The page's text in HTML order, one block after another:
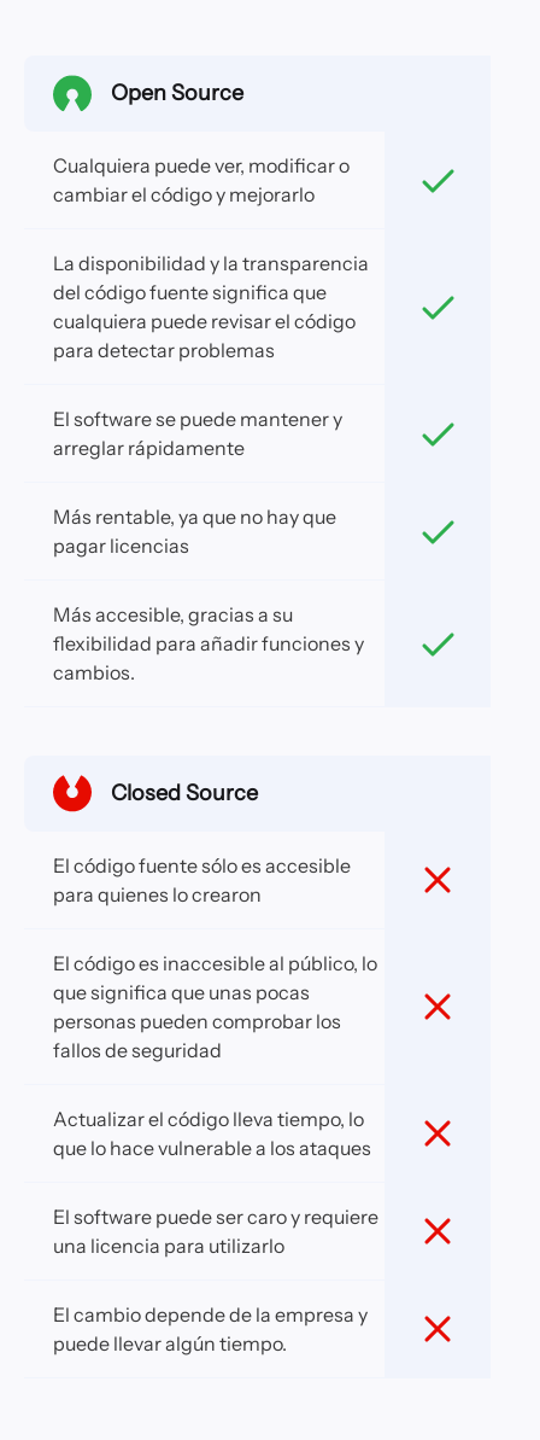
Open Source
Cualquiera puede ver, modificar o
cambiar el código y mejorarlo
La disponibilidad y la transparencia
del código fuente significa que
cualquiera puede revisar el código
para detectar problemas
El software se puede mantener y
arreglar rápidamente
Más rentable, ya que no hay que
pagar licencias
Más accesible, gracias a su
flexibilidad para añadir funciones y
cambios.
Closed Source
El código fuente sólo es accesible
para quienes lo crearon
El código es inaccesible al público, lo
que significa que unas pocas
personas pueden comprobar los
fallos de seguridad
Actualizar el código lleva tiempo, lo
que lo hace vulnerable a los ataques
El software puede ser caro y requiere
una licencia para utilizarlo
El cambio depende de la empresa y
puede llevar algún tiempo.